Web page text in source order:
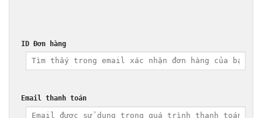
ID Đơn hàng
Email thanh toán